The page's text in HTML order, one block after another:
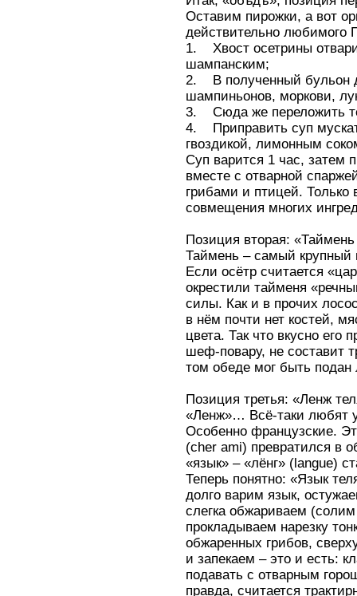
Оставим пирожки, а вот
действительно любимого
1. Хвост осетрины
шампанским;
2. В полученный бульон
шампиньонов, моркови,
3. Сюда же переложить
4. Приправить суп
гвоздикой, лимонным
Суп варится 1 час, затем
вместе с отварной
грибами и птицей. Только
совмещения многих
Позиция вторая:
Таймень – самый крупный
Если осётр считается
окрестили тайменя
силы. Как и в прочих
в нём почти нет костей,
цвета. Так что вкусно его
шеф-повару, не составит
том обеде мог быть
Позиция третья: «Ленж
«Ленж»… Всё-таки любят
Особенно французские.
(cher ami) превратился в
«язык» – «лёнг» (langue)
Теперь понятно: «Язык
долго варим язык,
слегка обжариваем
прокладываем нарезку
обжаренных грибов,
и запекаем – это и есть:
подавать с отварным
правда, считается